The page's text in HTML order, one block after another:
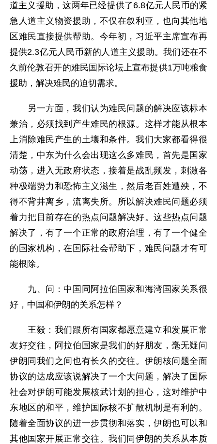
道主义援助，这两年已经提供了6.8亿元人民币的紧
急人道主义物资援助，不仅在叙利亚，也向其他地
区难民直接提供帮助。今年初，习近平主席宣布再
提供2.3亿元人民币新的人道主义援助。我们还在不
久前伦敦召开的难民国际论坛上宣布提供1万吨粮食
援助，解决难民的迫切需求。
另一方面，我们认为难民问题的解决应该标本
兼治，必须找到产生难民的根源。这样才能从根本
上消除难民产生的土壤和条件。我们大家都看得很
清楚，中东为什么会出现这么多难民，首先是国家
动荡，进入无政府状态，接着是战乱频发，刺激各
种极端势力和恐怖主义滋生，然后老百姓遭殃，不
得不背井离乡，流离失所。所以解决难民问题必须
着力把目前存在的热点问题解决好。这些热点问题
解决了，有了一个正常的政府治理，有了一个健全
的国家机构，在国际社会帮助下，难民问题才有可
能根除。
九、问：中国同阿拉伯国家和海湾国家关系很
好，中国和伊朗的关系怎样？
王毅：我们跟所有国家都愿意建立和发展正常
友好交往，阿拉伯国家是我们的好朋友，毫无疑问
伊朗同我们之间也有长久的交往。伊朗核问题全面
协议的达成应该说解决了一个大问题，解决了国际
社会对伊朗可能发展核武计划的担心，这对维护中
东地区的和平，维护国际核不扩散机制是有利的。
随着全面协议的进一步贯彻和落实，伊朗也可以和
其他国家开展正常交往。我们同伊朗的关系从本质